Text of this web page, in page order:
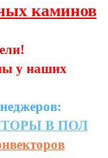
каминов
у наших
В ПОЛ